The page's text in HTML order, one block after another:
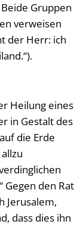
Gruppen
verweisen
der Herr: ich
Heilung eines
in Gestalt des
die Erde
Gegen den Rat
Jerusalem,
dass dies ihn